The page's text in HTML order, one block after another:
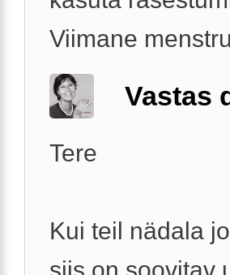
Viimane
Vastas
Tere
Kui teil nädala
siis on soovitav